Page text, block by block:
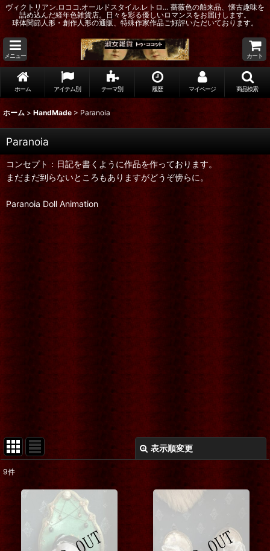
ヴィクトリアン.ロココ.オールドスタイル.レトロ… 薔薇色の舶来品、懐古趣味を
詰め込んだ経年色雑貨店。日々を彩る優しいロマンスをお届けします。
球体関節人形・創作人形の通販、特殊作家作品ご好評いただいております。
メニュー カート
ホーム アイテム別 テーマ別 履歴 マイページ 商品検索
ホーム > HandMade > Paranoia
Paranoia
コンセプト：日記を書くように作品を作っております。
まだまだ到らないところもありますがどうぞ傍らに。
Paranoia Doll Animation
表示順変更
在庫あり
9件